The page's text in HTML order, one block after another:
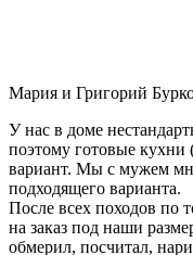
Мария и Григорий
У нас в доме
поэтому готовые
вариант. Мы с мужем
подходящего варианта.
После всех походов по
на заказ под наши
обмерил, посчитал,